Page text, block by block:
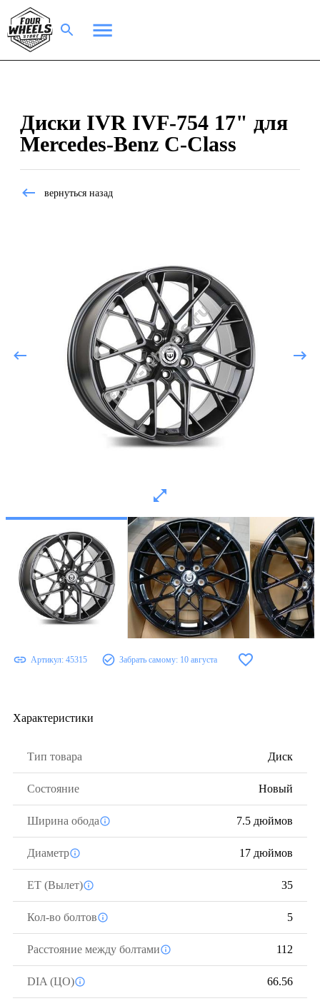
Диски IVR IVF-754 17" для
Mercedes-Benz C-Class
вернуться назад
Артикул: 45315 Забрать самому: 10 августа
Характеристики
Тип товара Диск
Состояние Новый
Ширина обода 7.5 дюймов
Диаметр 17 дюймов
ЕТ (Вылет) 35
Кол-во болтов 5
Расстояние между болтами 112
DIA (ЦО) 66.56